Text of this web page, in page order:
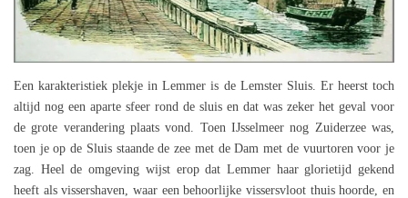
Een karakteristiek plekje in Lemmer is de Lemster Sluis. Er heerst toch
altijd nog een aparte sfeer rond de sluis en dat was zeker het geval voor
de grote verandering plaats vond. Toen IJsselmeer nog Zuiderzee was,
toen je op de Sluis staande de zee met de Dam met de vuurtoren voor je
zag. Heel de omgeving wijst erop dat Lemmer haar glorietijd gekend
heeft als vissershaven, waar een behoorlijke vissersvloot thuis hoorde, en